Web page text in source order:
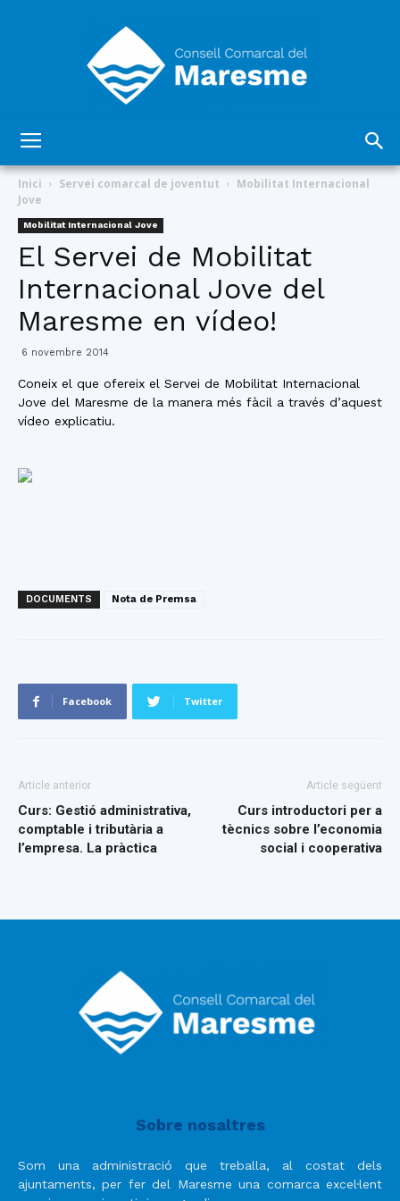
del
Maresme
Inici Servei comarcal de joventut
Mobilitat Internacional
Jove
Mobilitat Internacional Jove
El Servei de Mobilitat
Internacional Jove del
Maresme en vídeo!
6 novembre 2014
Coneix el que ofereix el Servei de Mobilitat Internacional
Jove del Maresme de la manera més fàcil a través d’aquest
vídeo explicatiu.
DOCUMENTS Nota de Premsa
Facebook Twitter
Article anterior
Curs: Gestió administrativa,
comptable i tributària a
l’empresa. La pràctica
Article següent
Curs introductori per a
tècnics sobre l’economia
social i cooperativa
Sobre nosaltres
Som una administració que treballa, al costat dels
ajuntaments, per fer del Maresme una comarca excel·lent